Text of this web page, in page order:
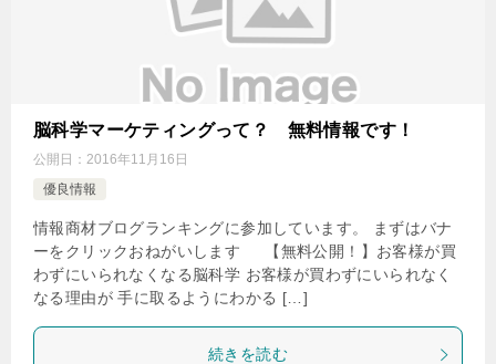
脳科学マーケティングって？ 無料情報です！
公開日： 2016年11月16日
優良情報
情報商材ブログランキングに参加しています。 まずはバナ
ーをクリックおねがいします 【無料公開！】お客様が買
わずにいられなくなる脳科学 お客様が買わずにいられなく
なる理由が 手に取るようにわかる […]
続きを読む